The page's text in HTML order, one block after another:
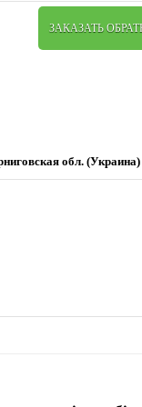
обл. (Украина)
ЗАКАЗАТЬ